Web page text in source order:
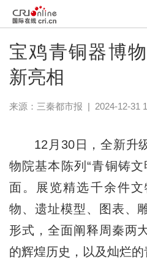
宝鸡青铜器博
新亮相
来源： 三秦都市报 | 2024-12-31
12月30日，全新升
物院基本陈列“青铜铸
面。展览精选千余件
物、遗址模型、图表、
形式，全面阐释周秦两
的辉煌历史，以及灿烂的